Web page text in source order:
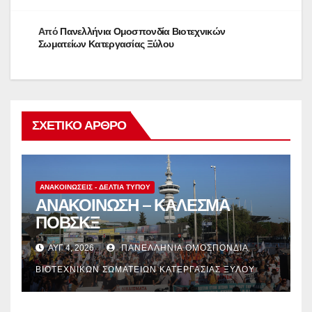
Από Πανελλήνια Ομοσπονδία Βιοτεχνικών
Σωματείων Κατεργασίας Ξύλου
ΣΧΕΤΙΚΌ ΆΡΘΡΟ
ΑΝΑΚΟΙΝΏΣΕΙΣ - ΔΕΛΤΊΑ ΤΎΠΟΥ
ΑΝΑΚΟΙΝΩΣΗ – ΚΑΛΕΣΜΑ
ΠΟΒΣΚΞ
ΑΥΓ 4, 2026 ΠΑΝΕΛΛΉΝΙΑ ΟΜΟΣΠΟΝΔΊΑ
ΒΙΟΤΕΧΝΙΚΏΝ ΣΩΜΑΤΕΊΩΝ ΚΑΤΕΡΓΑΣΊΑΣ ΞΎΛΟΥ